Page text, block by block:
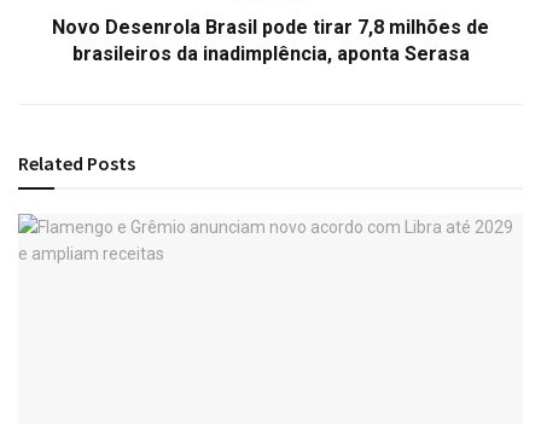
Novo Desenrola Brasil pode tirar 7,8 milhões de
brasileiros da inadimplência, aponta Serasa
Related Posts